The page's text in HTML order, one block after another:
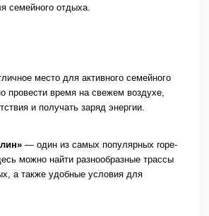
семейного отдыха.
место для активного семейного
провести время на свежем воздухе,
и получать заряд энергии.
— один из самых популярных rope-
можно найти разнообразные трассы
а также удобные условия для